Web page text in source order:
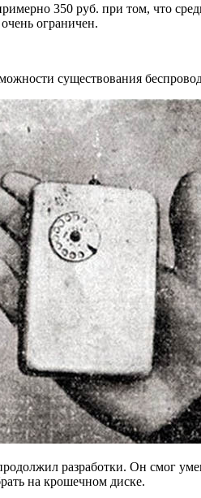
350 руб. при том, что
ограничен.
существования
разработки. Он смог
на крошечном диске.